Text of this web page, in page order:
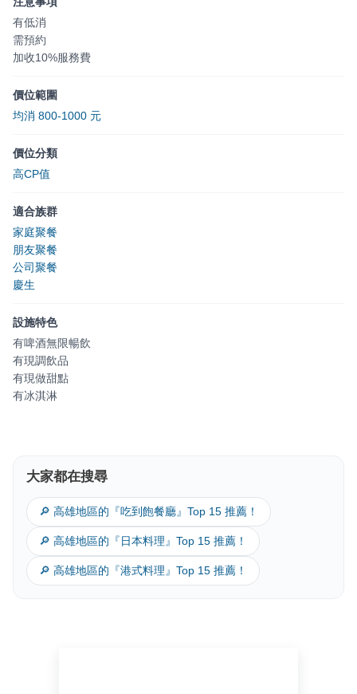
有低消
需預約
加收10%服務費
價位範圍
均消 800-1000 元
價位分類
高CP值
適合族群
家庭聚餐
朋友聚餐
公司聚餐
慶生
設施特色
有啤酒無限暢飲
有現調飲品
有現做甜點
有冰淇淋
大家都在搜尋
🔎 高雄地區的『吃到飽餐廳』Top 15 推薦！
🔎 高雄地區的『日本料理』Top 15 推薦！
🔎 高雄地區的『港式料理』Top 15 推薦！